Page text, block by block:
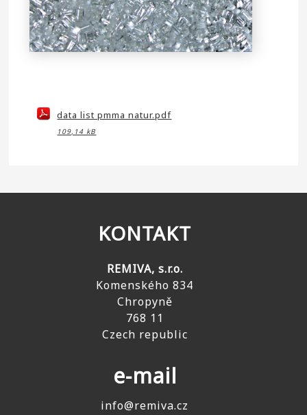
data list pmma natur.pdf
109,14 kB
KONTAKT
REMIVA, s.r.o.
Komenského 834
Chropyně
768 11
Czech republic
e-mail
info@remiva.cz